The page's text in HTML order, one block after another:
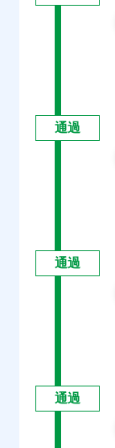
通過
通過
通過